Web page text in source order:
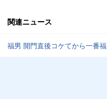
関連ニュース
福男 開門直後コケてから一番福